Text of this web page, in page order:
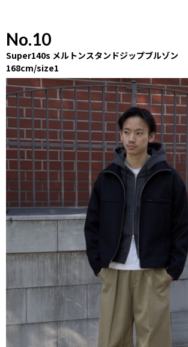
No.10
Super140s メルトンスタンドジップブルゾン
168cm/size1